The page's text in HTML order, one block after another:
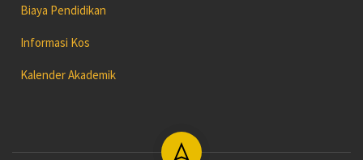
Biaya Pendidikan
Informasi Kos
Kalender Akademik